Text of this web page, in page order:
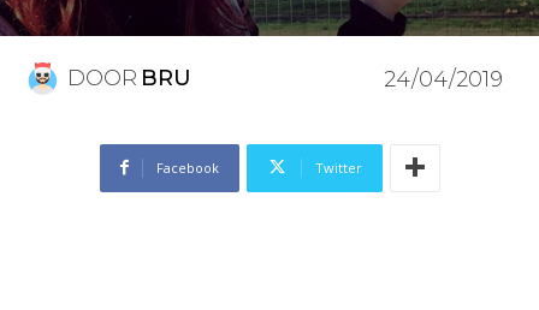
DOOR BRU 24/04/2019
Facebook Twitter